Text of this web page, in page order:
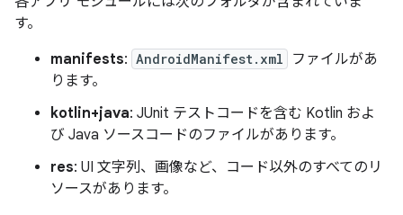
す。
manifests: AndroidManifest.xml
ファイルがあ
ります。
kotlin+java: JUnit テストコードを含む Kotlin およ
び Java ソースコードのファイルがあります。
res: UI 文字列、画像など、コード以外のすべてのリ
ソースがあります。